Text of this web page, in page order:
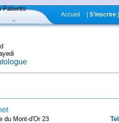
Hôpitaux, cliniques
de rendez-vous en ligne
Patients
Accueil S'inscrire|
du Mont-d'Or 23